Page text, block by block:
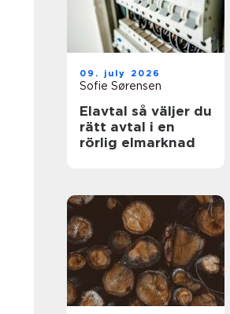
09. july 2026
Sofie Sørensen
Elavtal så väljer du
rätt avtal i en
rörlig elmarknad